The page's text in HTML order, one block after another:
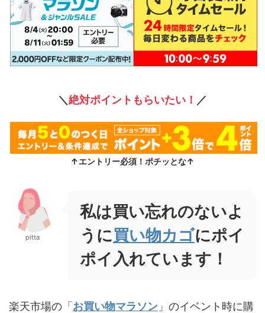
＼絶対ポイントもらいたい！ ／
↑エントリー必須！ポチッとな↑
pitta
私は買い忘れのないよ
うに買い物カゴにポイ
ポイ入れています！
楽天市場の「お買い物マラソン 」のイベント時に購